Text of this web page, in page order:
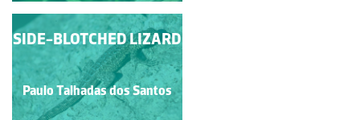
SNAIL IN LOVE
Sandra Macieira
SIDE-BLOTCHED LIZARD
Paulo Talhadas dos Santos